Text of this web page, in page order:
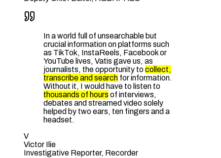
In a world full of unsearchable but
crucial information on platforms such
as TikTok, InstaReels, Facebook or
YouTube lives, Vatis gave us, as
journalists, the opportunity tocollect,
transcribe and search for information.
Without it, I would have to listen to
thousands of hours of interviews,
debates and streamed video solely
helped by two ears, ten fingers and a
headset.
V
Victor Ilie
Investigative Reporter, Recorder